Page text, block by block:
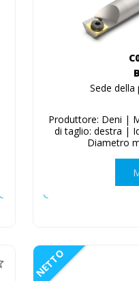
Sede della
Produttore: Deni |
di taglio: destra |
Diametro
NETTO